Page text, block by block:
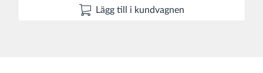
Lägg till i kundvagnen